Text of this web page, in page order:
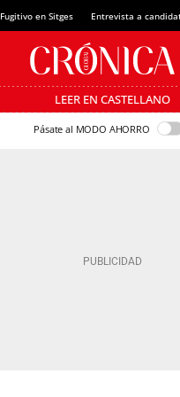
Fugitivo en Sitges Entrevista a
LEER EN CASTELLANO
Pásate al MODO AHORRO